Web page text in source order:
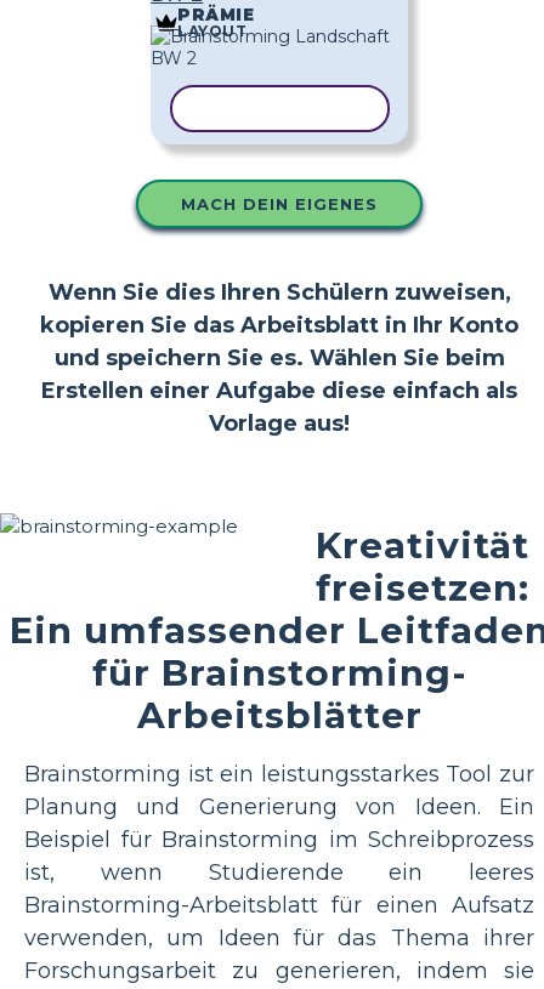
PRÄMIE
LAYOUT
MACH DEIN EIGENES
Wenn Sie dies Ihren Schülern zuweisen,
kopieren Sie das Arbeitsblatt in Ihr Konto
und speichern Sie es. Wählen Sie beim
Erstellen einer Aufgabe diese einfach als
Vorlage aus!
Kreativität
freisetzen:
Ein umfassender
für Brainstorming-
Arbeitsblätter
Brainstorming ist ein leistungsstarkes Tool zur
Planung und Generierung von Ideen. Ein
Beispiel für Brainstorming im Schreibprozess
ist, wenn Studierende ein leeres
Brainstorming-Arbeitsblatt für einen Aufsatz
verwenden, um Ideen für das Thema ihrer
Forschungsarbeit zu generieren, indem sie